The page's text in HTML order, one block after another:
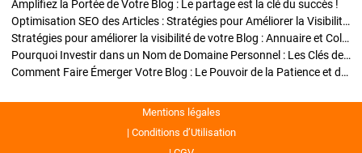
Amplifiez la Portée de Votre Blog : Le partage est la clé du succès !
Optimisation SEO des Articles : Stratégies pour Améliorer la Visibilité de Votre Blog
Stratégies pour améliorer la visibilité de votre Blog : Annuaire et Collaborations
Pourquoi Investir dans un Nom de Domaine Personnel : Les Clés de la Réussite de Votre Blog
Comment Faire Émerger Votre Blog : Le Pouvoir de la Patience et de la Persévérance
Mentions légales
Conditions d’Utilisation